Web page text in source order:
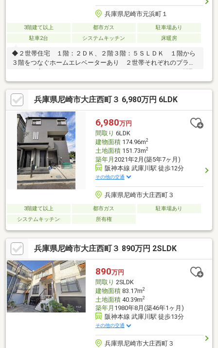
兵庫県尼崎市元浜町１
3階建て以上 都市ガス
駐車場あり
駐車2台
システムキッチン 床暖房
◆２世帯住宅 １階：２ＤＫ、２階３階：５ＳＬＤＫ １階から
３階をつなぐホームエレベーターあり ２世帯それぞれのプライ
りです！◆駐車場２台分あり（※車種による）◆土地面積：４
３．１１坪（１４２．５２㎡）◆建物面積：２１１．４１㎡◆南
向きバルコニー◆収納充実 １階シャッター付物置・居室収納・
ＷＩＣ 廊下収納・納戸収納 他【充実の設備】・Ｌ型対面キ
ッチン・３口ガスコンロ・食器洗乾燥機・床暖房・ホームエレベ
ーター・モニター付きインターホン・南向きバルコニー（２階・
３階） 他
兵庫県尼崎市大庄西町３ 6,980万円 6LDK
6,980万円
間取り 6LDK
建物面積174.96m2
土地面積151.73m2
築年月 2021年2月(築5年7ヶ月)
阪神本線 武庫川駅 徒歩12分
その他の交通
兵庫県尼崎市大庄西町３
3階建て以上 都市ガス
駐車場あり
システムキッチン
所有権
兵庫県尼崎市大庄西町３ 890万円 2SLDK
890万円
間取り 2SLDK
建物面積83.17m2
土地面積40.39m2
築年月 1980年8月(築46年1ヶ月)
阪神本線 武庫川駅 徒歩13分
その他の交通
兵庫県尼崎市大庄西町３